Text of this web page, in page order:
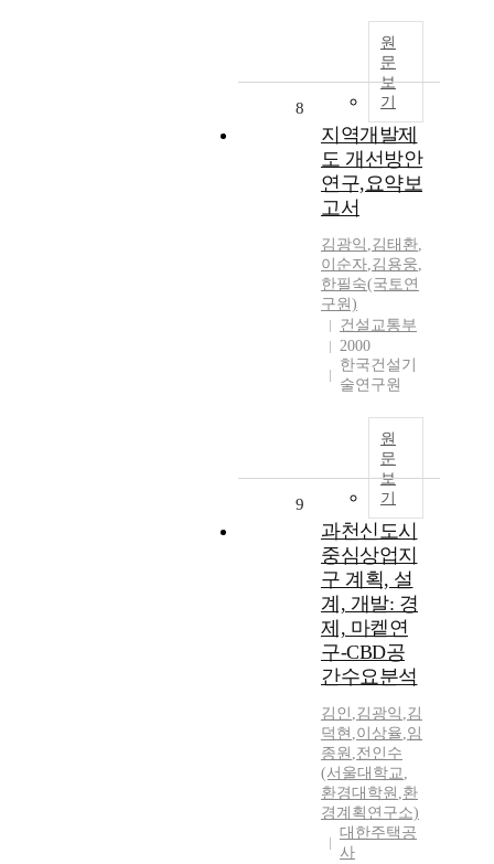
원
문
보
기
8
지역개발제
도 개선방안
연구,요약보
고서
김광익 ,김태환,
이순자,김용웅,
한필숙(국토연
구원)
건설교통부
2000
한국건설기
술연구원
원
문
보
기
9
과천신도시
중심상업지
구 계획, 설
계, 개발: 경
제, 마켙연
구-CBD공
간수요분석
김인 ,김광익 ,김
덕현 ,이상율,임
종원 ,전인수
(서울대학교,
환경대학원 ,환
경계획연구소)
대한주택공
사